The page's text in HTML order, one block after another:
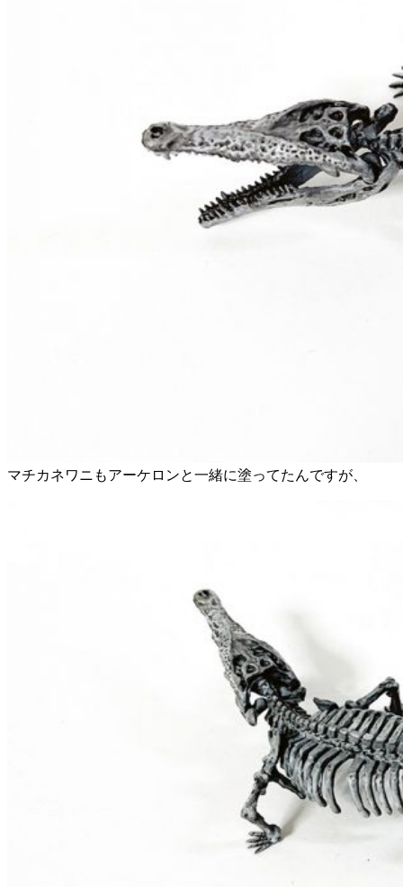
マチカネワニもアーケロンと一緒に塗ってたんですが、